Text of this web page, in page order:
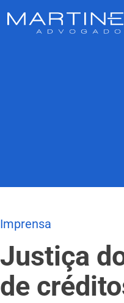
Imprensa
Justiça
de